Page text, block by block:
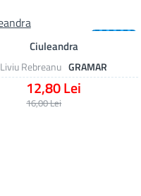
Liviu Rebreanu GRAMAR
Ciuleandra
12,80 Lei
16,00 Lei